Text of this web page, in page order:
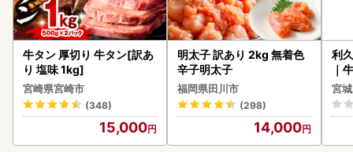
牛タン 厚切り 牛タン[訳あ
り 塩味 1kg]
宮崎県宮崎市
(348)
15,000
明太子 訳あり 2kg 無着色
辛子明太子
福岡県田川市
(298)
14,000
利
｜
宮